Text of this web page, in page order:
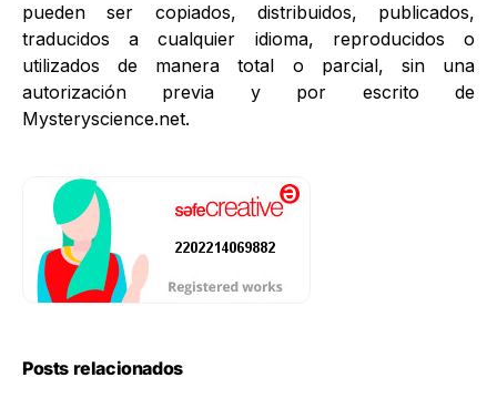
pueden ser copiados, distribuidos, publicados,
traducidos a cualquier idioma, reproducidos o
utilizados de manera total o parcial, sin una
autorización previa y por escrito de
Mysteryscience.net.
Posts relacionados